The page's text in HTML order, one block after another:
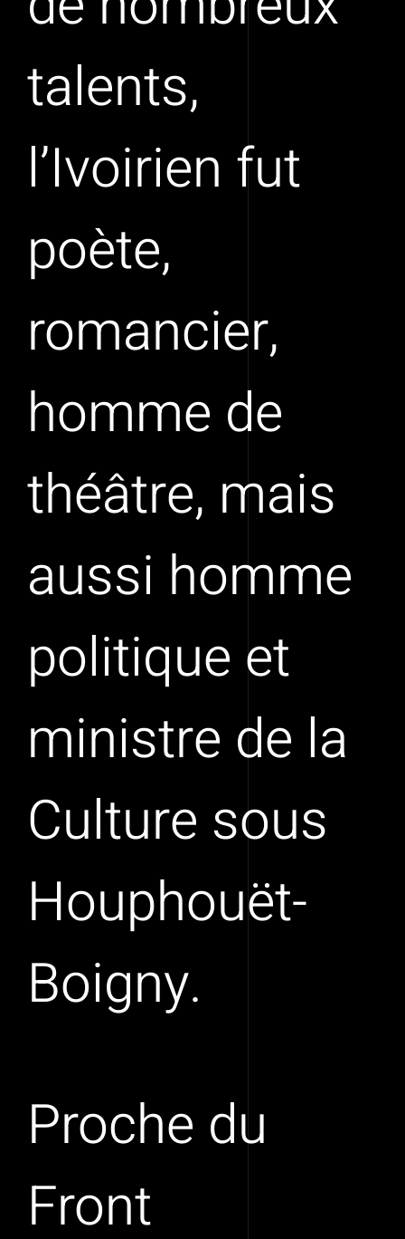
talents,
l’Ivoirien fut
poète,
romancier,
homme de
théâtre, mais
aussi homme
politique et
ministre de la
Culture sous
Houphouët-
Boigny.
Proche du
Front